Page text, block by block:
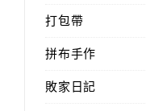
打包帶
拼布手作
敗家日記